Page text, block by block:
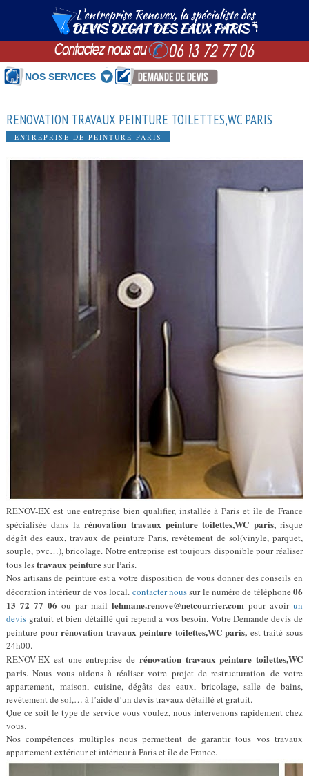
NOS SERVICES
RENOVATION TRAVAUX PEINTURE TOILETTES,WC PARIS
ENTREPRISE DE PEINTURE PARIS
RENOV-EX est une entreprise bien qualifier, installée à Paris et île de France
spécialisée dans larénovation travaux peinture toilettes,WC paris,risque
dégât des eaux, travaux de peinture Paris, revêtement de sol(vinyle, parquet,
souple, pvc…), bricolage. Notre entreprise est toujours disponible pour réaliser
tous lestravaux peinturesur Paris.
Nos artisans de peinture est a votre disposition de vous donner des conseils en
décoration intérieur de vos local. contacter noussur le numéro de téléphone06
13 72 77 06 ou par mail lehmane.renove@netcourrier.com pour avoir un
devis gratuit et bien détaillé qui repend a vos besoin. Votre Demande devis de
peinture pourrénovation travaux peinture toilettes,WC paris, est traité sous
24h00.
RENOV-EX est une entreprise de rénovation travaux peinture toilettes,WC
paris. Nous vous aidons à réaliser votre projet de restructuration de votre
appartement, maison, cuisine, dégâts des eaux, bricolage, salle de bains,
revêtement de sol,… à l’aide d’un devis travaux détaillé et gratuit.
Que ce soit le type de service vous voulez, nous intervenons rapidement chez
vous.
Nos compétences multiples nous permettent de garantir tous vos travaux
appartement extérieur et intérieur à Paris et île de France.